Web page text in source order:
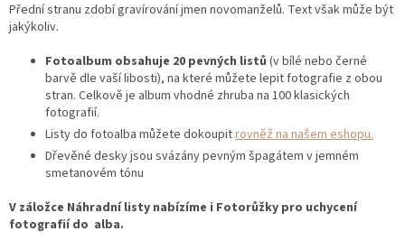
Přední stranu zdobí gravírování jmen novomanželů. Text však může být
jakýkoliv.
Fotoalbum obsahuje 20 pevných listů (v bílé nebo černé
barvě dle vaší libosti), na které můžete lepit fotografie z obou
stran. Celkově je album vhodné zhruba na 100 klasických
fotografií.
Listy do fotoalba můžete dokoupitrovněž na našem eshopu.
Dřevěné desky jsou svázány pevným špagátem v jemném
smetanovém tónu
V záložce Náhradní listy nabízíme i Fotorůžky pro uchycení
fotografií do alba.